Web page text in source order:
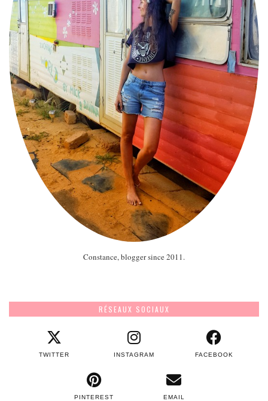
Constance, blogger since 2011.
RÉSEAUX SOCIAUX
TWITTER INSTAGRAM FACEBOOK
PINTEREST EMAIL